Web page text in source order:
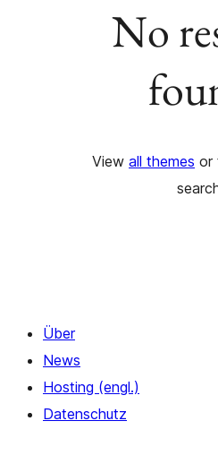
No
View all themes or
Über
News
Hosting (engl.)
Datenschutz